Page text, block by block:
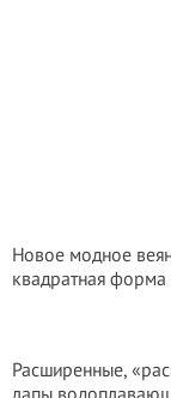
Новое модное
квадратная форма
Расширенные,
лапы